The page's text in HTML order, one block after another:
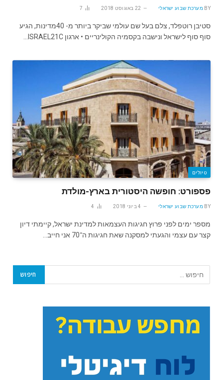
BY מערכת שבוע ישראלי 22 באוגוסט 2018 7
סטיבן רוטפלד, צלם בעל שם עולמי שביקר ביותר מ- 40מדינות, הגיע
סוף סוף לישראל ונישבה בקסמיה הקולינריים • ארגון ISRAEL21C…
טיולים
פספורט: חופשה היסטורית בארץ-מולדת
BY מערכת שבוע ישראלי 4 ביוני 2018 4
מספר ימים לפני פרוץ חגיגות העצמאות למדינת ישראל, קיימתי דיון
קצר עם עצמי והגעתי למסקנה שאת חגיגות ה־70 אני חייב…